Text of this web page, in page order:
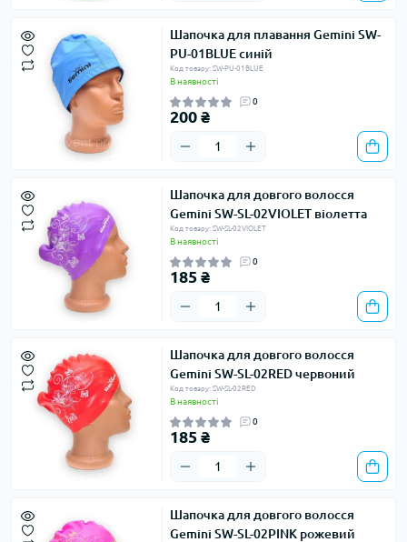
Шапочка для плавання Gemini SW-
PU-01BLUE синій
Код товару: SW-PU-01BLUE
В наявності
0
200 ₴
Шапочка для довгого волосся
Gemini SW-SL-02VIOLET віолетта
Код товару: SW-SL-02VIOLET
В наявності
0
185 ₴
Шапочка для довгого волосся
Gemini SW-SL-02RED червоний
Код товару: SW-SL-02RED
В наявності
0
185 ₴
Шапочка для довгого волосся
Gemini SW-SL-02PINK рожевий